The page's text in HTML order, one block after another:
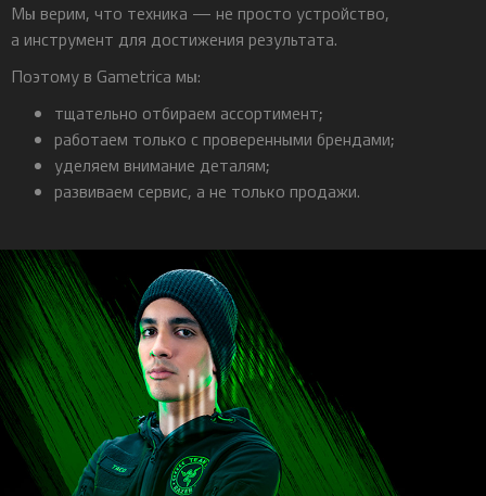
Мы верим, что техника — не просто устройство,
а инструмент для достижения результата.
Поэтому в Gametrica мы:
тщательно отбираем ассортимент;
работаем только с проверенными брендами;
уделяем внимание деталям;
развиваем сервис, а не только продажи.